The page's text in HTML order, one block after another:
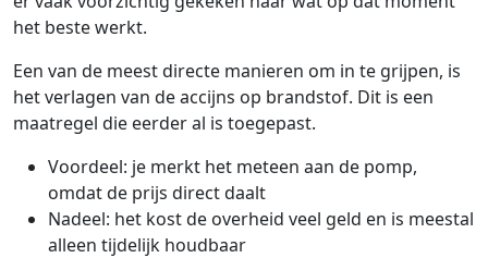
het beste werkt.
Een van de meest directe manieren om in te grijpen, is
het verlagen van de accijns op brandstof. Dit is een
maatregel die eerder al is toegepast.
Voordeel: je merkt het meteen aan de pomp,
omdat de prijs direct daalt
Nadeel: het kost de overheid veel geld en is meestal
alleen tijdelijk houdbaar